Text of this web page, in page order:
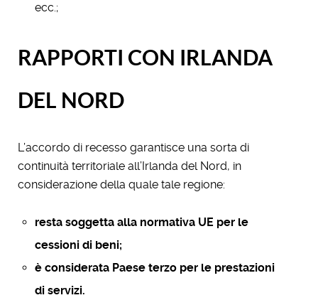
ecc.;
RAPPORTI CON IRLANDA
DEL NORD
L’accordo di recesso garantisce una sorta di
continuità territoriale all’Irlanda del Nord, in
considerazione della quale tale regione:
resta soggetta alla normativa UE per le
cessioni di beni;
è considerata Paese terzo per le prestazioni
di servizi.